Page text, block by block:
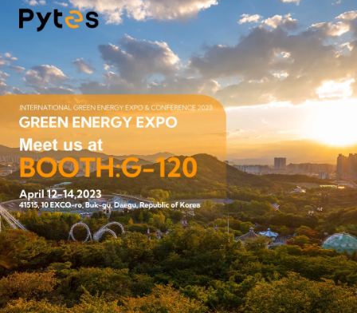
10
Oct. 2024
10 Oct. 2024
Pytes auf der Solar & Storage Live KSA 2024: ENTFALTEN
SIE INNOVATIONEN: BESUCHEN SIE UNS AM STAND
P12!
Wir freuen uns, Sie zur kommenden SOLAR&STORAGE-
Ausstellung in Riyadh Front, Riad, einzuladen, die vom 15. bis
16. Oktober 2024 stattfindet! Diese Veranstaltung verspricht eine
fantastische Gelegenheit zu sein, Innovationen zu entdecken und
mit Branchenführern in Kontakt zu treten, und wir können es
kaum erwarten, Sie am Stand P12 zu sehen!